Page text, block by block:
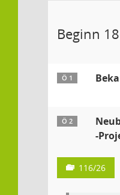
Beginn
Ö 1
Ö 2
-
116/26